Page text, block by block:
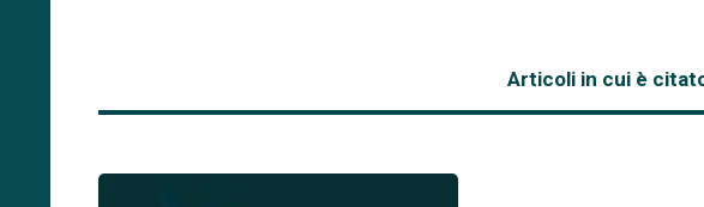
Articoli in cui è